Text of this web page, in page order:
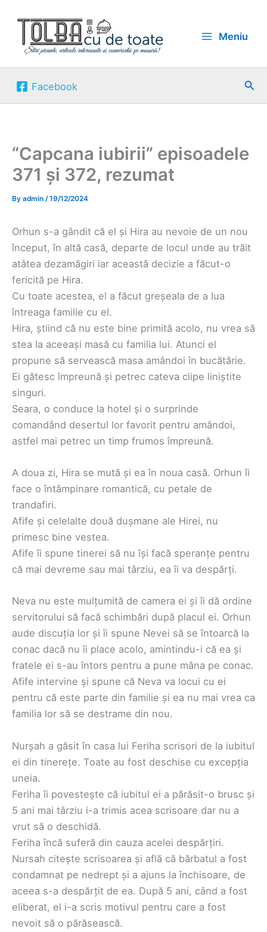
content
Meniu
Facebook
“Capcana iubirii” episoadele
371 și 372, rezumat
By admin /19/12/2024
Orhun s-a gândit că el și Hira au nevoie de un nou
început, în altă casă, departe de locul unde au trăit
atâtea dezamăgiri iar această decizie a făcut-o
fericită pe Hira.
Cu toate acestea, el a făcut greșeala de a lua
întreaga familie cu el.
Hira, știind că nu este bine primită acolo, nu vrea să
stea la aceeași masă cu familia lui. Atunci el
propune să servească masa amândoi în bucătărie.
Ei gătesc împreună și petrec cateva clipe liniștite
singuri.
Seara, o conduce la hotel și o surprinde
comandând desertul lor favorit pentru amândoi,
astfel mai petrec un timp frumos împreună.
A doua zi, Hira se mută și ea în noua casă. Orhun îi
face o întâmpinare romantică, cu petale de
trandafiri.
Afife și celelalte două dușmane ale Hirei, nu
primesc bine vestea.
Afife îi spune tinerei să nu își facă speranțe pentru
că mai devreme sau mai târziu, ea îi va despărți.
Neva nu este mulțumită de camera ei și îi dă ordine
servitorului să facă schimbări după placul ei. Orhun
aude discuția lor și îi spune Nevei să se întoarcă la
conac dacă nu îi place acolo, amintindu-i că ea și
fratele ei s-au întors pentru a pune mâna pe conac.
Afife intervine și spune că Neva va locui cu ei
pentru că este parte din familie și ea nu mai vrea ca
familia lor să se destrame din nou.
Nurșah a găsit în casa lui Feriha scrisori de la iubitul
ei din tinerețe. Toate au fost deschise cu excepția
uneia.
Feriha îi povestește că iubitul ei a părăsit-o brusc și
5 ani mai târziu i-a trimis acea scrisoare dar nu a
vrut să o deschidă.
Feriha încă suferă din cauza acelei despărțiri.
Nursah citește scrisoarea și află că bărbatul a fost
condamnat pe nedrept și a ajuns la închisoare, de
aceea s-a despărțit de ea. După 5 ani, când a fost
eliberat, el i-a scris motivul pentru care a fost
nevoit să o părăsească.